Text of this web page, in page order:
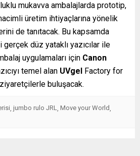
mukavva ambalajlarda prototip,
üretim ihtiyaçlarına yönelik
de tanıtacak. Bu kapsamda
gerçek düz yataklı yazıcılar ile
uygulamaları için Canon
temel alan UVgel Factory for
buluşacak.
jumbo rulo JRL Move your World